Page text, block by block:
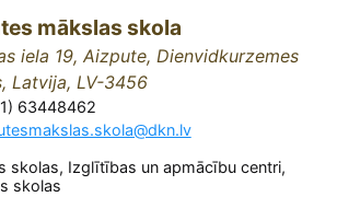
mākslas skola
iela 19, Aizpute, Dienvidkurzemes
Latvija, LV-3456
63448462
skolas, Izglītības un apmācību centri,
skolas